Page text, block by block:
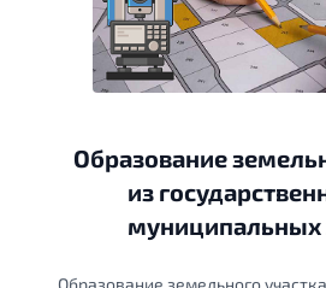
Образование
из
муниципальных
Образование земельного